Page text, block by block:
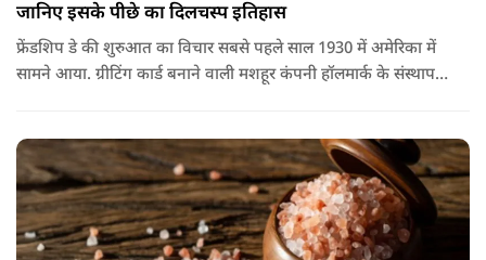
जानिए इसके पीछे का दिलचस्प इतिहास
फ्रेंडशिप डे की शुरुआत का विचार सबसे पहले साल 1930 में अमेरिका में
सामने आया. ग्रीटिंग कार्ड बनाने वाली मशहूर कंपनी हॉलमार्क के संस्थापक